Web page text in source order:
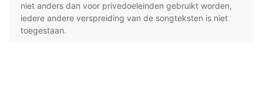
niet anders dan voor privedoeleinden gebruikt worden,
iedere andere verspreiding van de songteksten is niet
toegestaan.